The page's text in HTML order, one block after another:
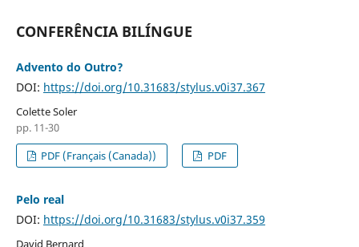
CONFERÊNCIA BILÍNGUE
Advento do Outro?
DOI: https://doi.org/10.31683/stylus.v0i37.367
Colette Soler
pp. 11-30
PDF (Français (Canada))
PDF
Pelo real
DOI: https://doi.org/10.31683/stylus.v0i37.359
David Bernard